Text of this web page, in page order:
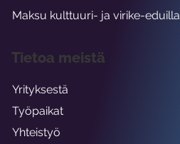
Maksu kulttuuri- ja virike-eduilla
Tietoa meistä
Yrityksestä
Työpaikat
Yhteistyö